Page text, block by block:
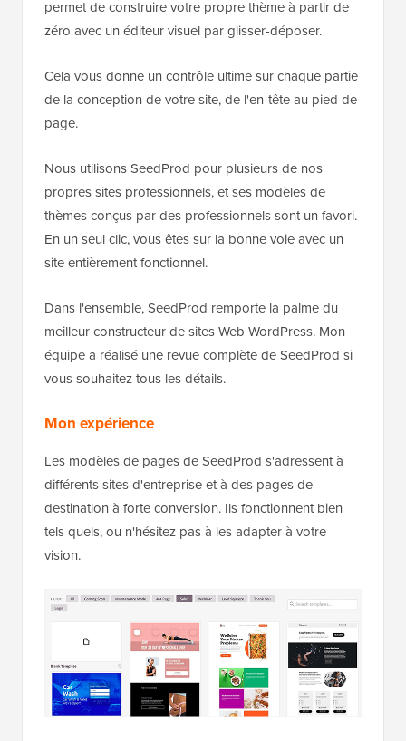
permet de construire votre propre thème à partir de
zéro avec un éditeur visuel par glisser-déposer.
Cela vous donne un contrôle ultime sur chaque partie
de la conception de votre site, de l'en-tête au pied de
page.
Nous utilisons SeedProd pour plusieurs de nos
propres sites professionnels, et ses modèles de
thèmes conçus par des professionnels sont un favori.
En un seul clic, vous êtes sur la bonne voie avec un
site entièrement fonctionnel.
Dans l'ensemble, SeedProd remporte la palme du
meilleur constructeur de sites Web WordPress. Mon
équipe a réalisé une revue complète de SeedProd si
vous souhaitez tous les détails.
Mon expérience
Les modèles de pages de SeedProd s'adressent à
différents sites d'entreprise et à des pages de
destination à forte conversion. Ils fonctionnent bien
tels quels, ou n'hésitez pas à les adapter à votre
vision.